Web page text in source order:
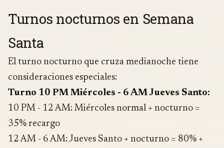
Turnos nocturnos en Semana
Santa
El turno nocturno que cruza medianoche tiene
consideraciones especiales:
Turno 10 PM Miércoles - 6 AM Jueves Santo:
10 PM - 12 AM: Miércoles normal + nocturno =
35% recargo
12 AM - 6 AM: Jueves Santo + nocturno = 80% +